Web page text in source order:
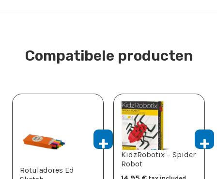
Compatibele producten
Rotuladores Ed
KidzRobotix – Spider
Robot